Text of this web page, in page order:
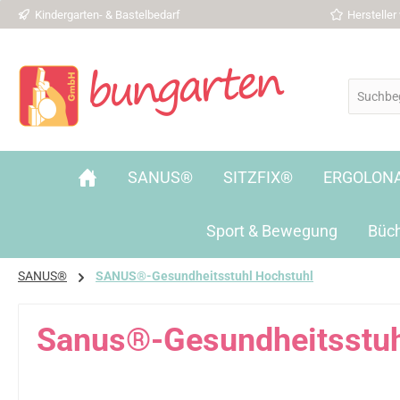
Hauptinhalt springen
Zur Suche springen
Zur Hauptnavigation springen
Kindergarten- & Bastelbedarf
SANUS® SITZFIX®
Sport & Bewegung
SANUS® SANUS®-Gesundheitsstuhl Hochstuhl
Sanus®-